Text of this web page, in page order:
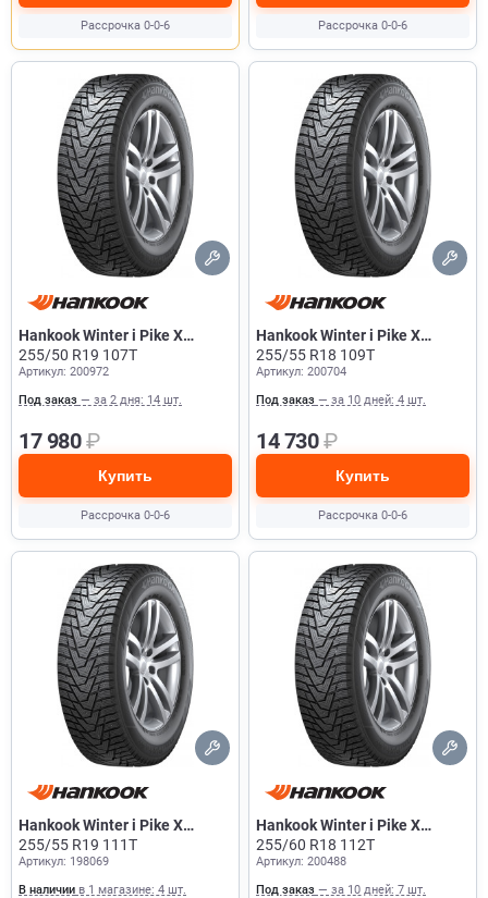
Рассрочка 0-0-6 Рассрочка 0-0-6
Hankook Winter i Pike X
W429A
255/50 R19 107T
Артикул: 200972
Под заказ — за 2 дня: 14 шт.
17 980₽
Купить
Рассрочка 0-0-6
Hankook Winter i Pike X
W429A
255/55 R18 109T
Артикул: 200704
Под заказ — за 10 дней: 4 шт.
14 730₽
Купить
Рассрочка 0-0-6
Hankook Winter i Pike X
W429A
255/55 R19 111T
Артикул: 198069
В наличии в 1 магазине: 4 шт.
Hankook Winter i Pike X
W429A
255/60 R18 112T
Артикул: 200488
Под заказ — за 10 дней: 7 шт.